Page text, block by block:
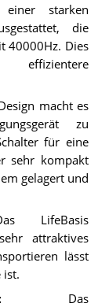
einer starken
die
40000Hz. Dies
macht es
zu
für eine
sehr kompakt
gelagert und
LifeBasis
attraktives
lässt
ist.
Das